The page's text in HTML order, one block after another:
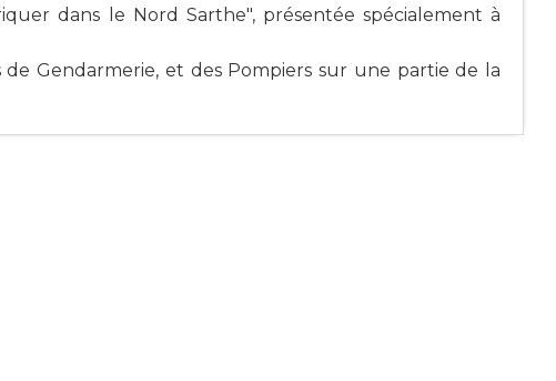
dans le Nord Sarthe", présentée spécialement à
de Gendarmerie, et des Pompiers sur une partie de la